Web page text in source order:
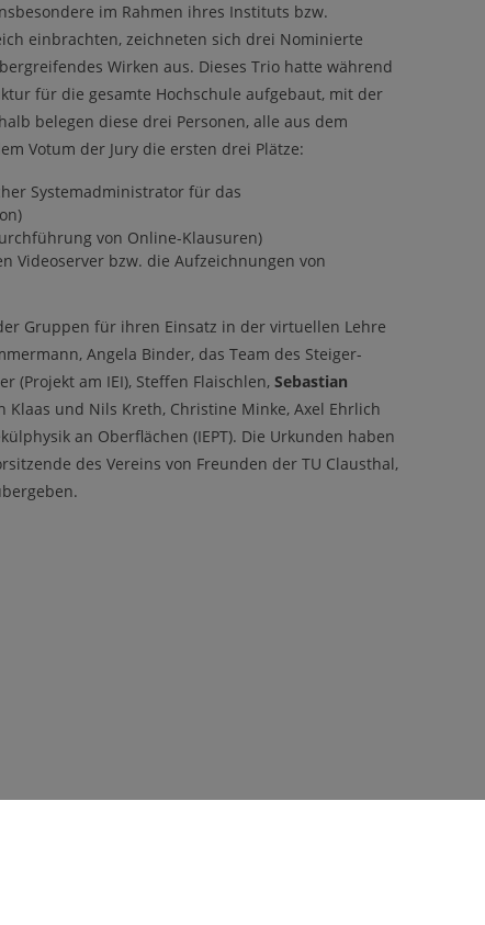
im Rahmen ihres Instituts bzw.
einbrachten, zeichneten sich drei Nominierte
Wirken aus. Dieses Trio hatte während
für die gesamte Hochschule aufgebaut, mit der
belegen diese drei Personen, alle aus dem
Votum der Jury die ersten drei Plätze:
Systemadministrator für das
von Online-Klausuren)
Videoserver bzw. die Aufzeichnungen von
Gruppen für ihren Einsatz in der virtuellen Lehre
Angela Binder, das Team des Steiger-
(Projekt am IEI), Steffen Flaischlen, Sebastian
Klaas und Nils Kreth, Christine Minke, Axel Ehrlich
an Oberflächen (IEPT). Die Urkunden haben
des Vereins von Freunden der TU Clausthal,